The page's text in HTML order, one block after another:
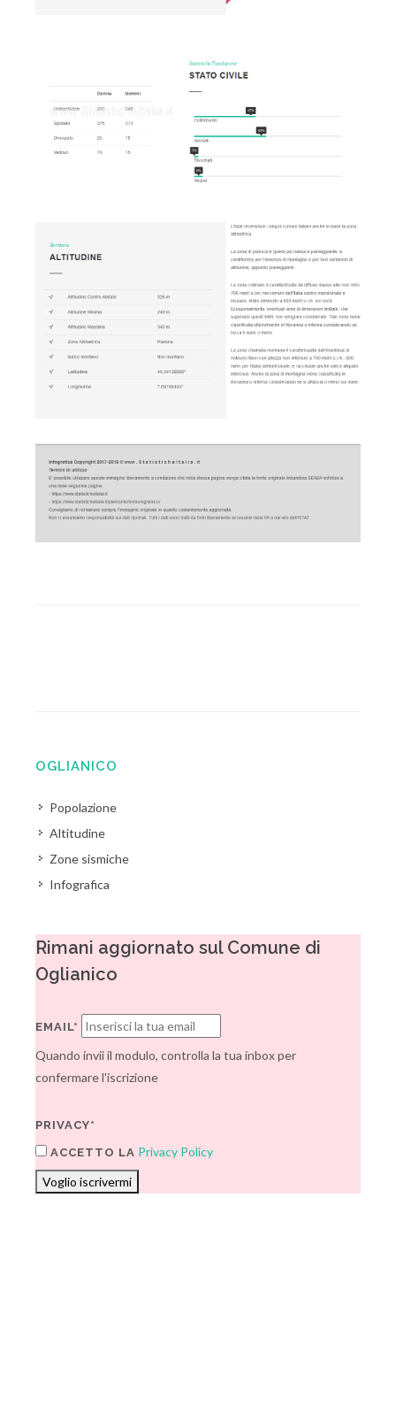
OGLIANICO
Popolazione
Altitudine
Zone sismiche
Infografica
Rimani aggiornato sul Comune di
Oglianico
EMAIL*
Quando invii il modulo, controlla la tua inbox per
confermare l'iscrizione
PRIVACY*
ACCETTO LA Privacy Policy
Voglio iscrivermi